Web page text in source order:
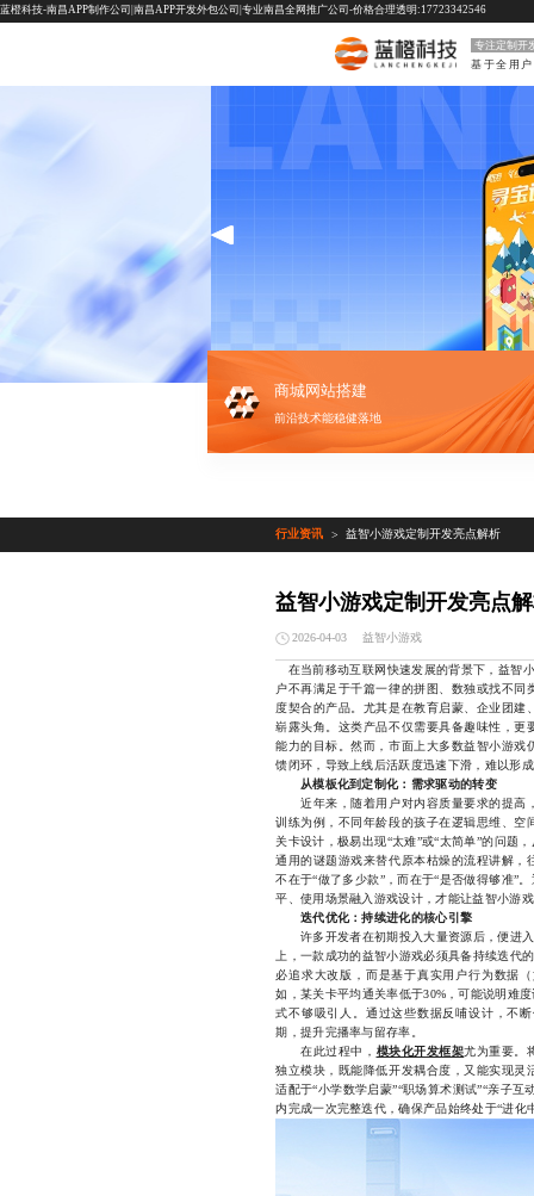
蓝橙科技-南昌APP制作公司|南昌APP开发外包公司|专业南昌全网推广公司-价格合理透明:17723342546
专注定制开
商城网站搭建
前沿技术能稳健落地
行业资讯 > 益智小游戏定制开发亮点解析
益智小游戏定制开发亮点
2026-04-03 益智小游戏
在当前移动互联网快速发展的背景下，益智
户不再满足于千篇一律的拼图、数独或找不
度契合的产品。尤其是在教育启蒙、企业团建
崭露头角。这类产品不仅需要具备趣味性，
能力的目标。然而，市面上大多数益智小游
馈闭环，导致上线后活跃度迅速下滑，难以形
从模板化到定制化：需求驱动的转变
近年来，随着用户对内容质量要求的提高
训练为例，不同年龄段的孩子在逻辑思维、
关卡设计，极易出现“太难”或“太简单”的问题
通用的谜题游戏来替代原本枯燥的流程讲解
不在于“做了多少款”，而在于“是否做得够准”
平、使用场景融入游戏设计，才能让益智小游
迭代优化：持续进化的核心引擎
许多开发者在初期投入大量资源后，便进入
上，一款成功的益智小游戏必须具备持续迭代
必追求大改版，而是基于真实用户行为数据
如，某关卡平均通关率低于30%，可能说明难
式不够吸引人。通过这些数据反哺设计，不
期，提升完播率与留存率。
在此过程中， 模块化开发框架尤为重要。
独立模块，既能降低开发耦合度，又能实现
适配于“小学数学启蒙”“职场算术测试”“亲子
内完成一次完整迭代，确保产品始终处于“进化